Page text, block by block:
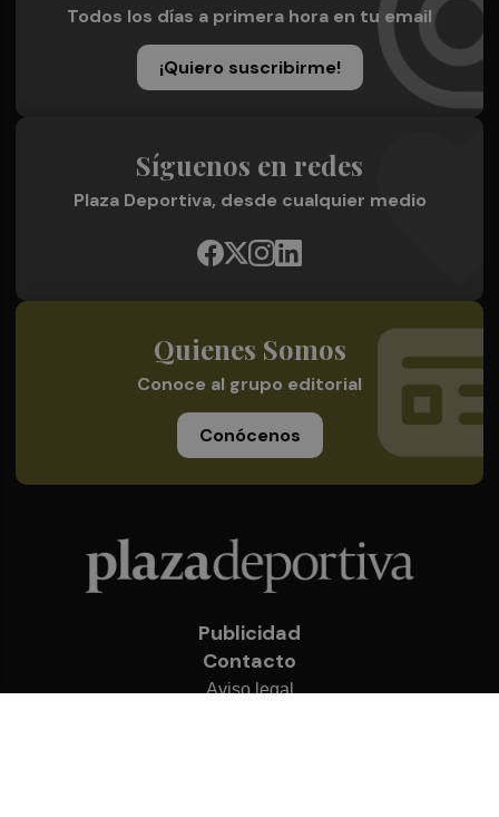
Todos los días a primera hora en tu email
¡Quiero suscribirme!
Síguenos en redes
Plaza Deportiva, desde cualquier medio
Quienes Somos
Conoce al grupo editorial
Conócenos
Publicidad
Contacto
Aviso legal